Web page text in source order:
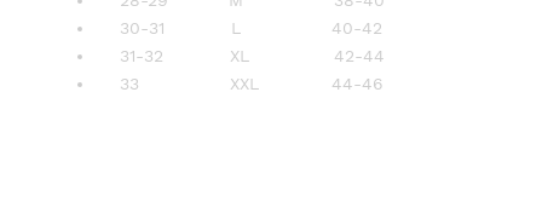
30-31 L 40-42
31-32 XL 42-44
33 XXL 44-46